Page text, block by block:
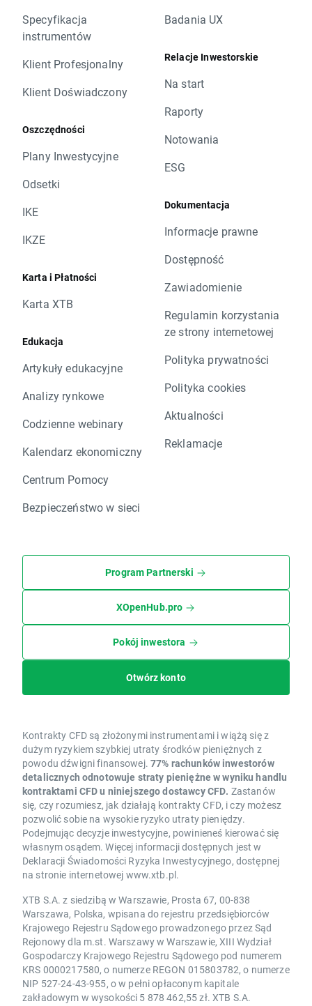
Specyfikacja
instrumentów
Klient Profesjonalny
Klient Doświadczony
Oszczędności
Plany Inwestycyjne
Odsetki
IKE
IKZE
Karta i Płatności
Karta XTB
Edukacja
Artykuły edukacyjne
Analizy rynkowe
Codzienne webinary
Kalendarz ekonomiczny
Centrum Pomocy
Bezpieczeństwo w sieci
Badania UX
Relacje Inwestorskie
Na start
Raporty
Notowania
ESG
Dokumentacja
Informacje prawne
Dostępność
Zawiadomienie
Regulamin korzystania
ze strony internetowej
Polityka prywatności
Polityka cookies
Aktualności
Reklamacje
Program Partnerski
XOpenHub.pro
Pokój inwestora
Otwórz konto
Kontrakty CFD są złożonymi instrumentami i wiążą się z
dużym ryzykiem szybkiej utraty środków pieniężnych z
powodu dźwigni finansowej. 77% rachunków inwestorów
detalicznych odnotowuje straty pieniężne w wyniku handlu
kontraktami CFD u niniejszego dostawcy CFD. Zastanów
się, czy rozumiesz, jak działają kontrakty CFD, i czy możesz
pozwolić sobie na wysokie ryzyko utraty pieniędzy.
Podejmując decyzje inwestycyjne, powinieneś kierować się
własnym osądem. Więcej informacji dostępnych jest w
Deklaracji Świadomości Ryzyka Inwestycyjnego, dostępnej
na stronie internetowej www.xtb.pl.
XTB S.A. z siedzibą w Warszawie, Prosta 67, 00-838
Warszawa, Polska, wpisana do rejestru przedsiębiorców
Krajowego Rejestru Sądowego prowadzonego przez Sąd
Rejonowy dla m.st. Warszawy w Warszawie, XIII Wydział
Gospodarczy Krajowego Rejestru Sądowego pod numerem
KRS 0000217580, o numerze REGON 015803782, o numerze
NIP 527-24-43-955, o w pełni opłaconym kapitale
zakładowym w wysokości 5 878 462,55 zł. XTB S.A.